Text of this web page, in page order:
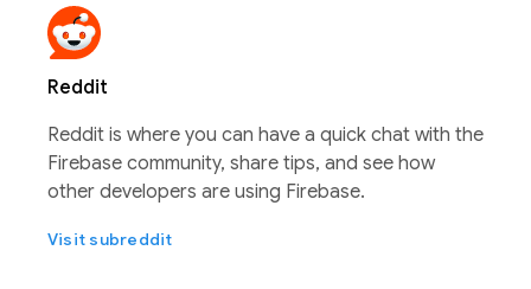
Reddit
Reddit is where you can have a quick chat with the
Firebase community, share tips, and see how
other developers are using Firebase.
Visit subreddit